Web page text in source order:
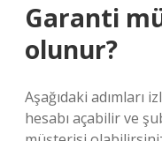
Garanti
olunur?
Aşağıdaki adımları
hesabı açabilir ve